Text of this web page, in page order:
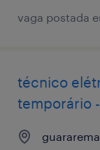
vaga postada
técnico
temporário